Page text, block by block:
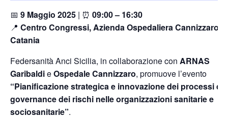
📅 9 Maggio 2025 | ⏰ 09:00 – 16:30
📍 Centro Congressi, Azienda Ospedaliera Cannizzaro di
Catania
Federsanità Anci Sicilia, in collaborazione con ARNAS
GaribaldieOspedale Cannizzaro, promuove l’evento
“Pianificazione strategica e innovazione dei processi di
governance dei rischi nelle organizzazioni sanitarie e
sociosanitarie”.